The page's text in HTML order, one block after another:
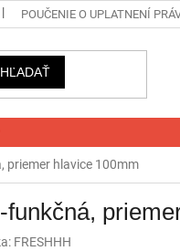
POUČENIE O UPLATNENÍ
HĽADAŤ
priemer hlavice 100mm
FRESHHH